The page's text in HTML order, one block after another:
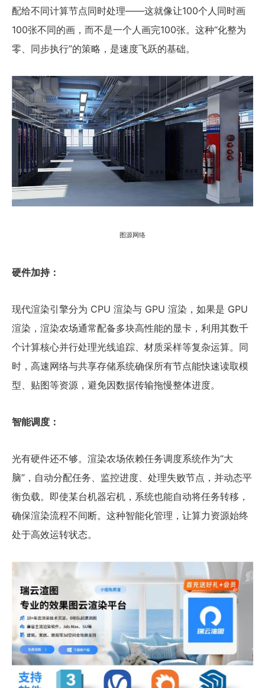
配给不同计算节点同时处理——这就像让100个人同时画
100张不同的画，而不是一个人画完100张。这种“化整为
零、同步执行”的策略，是速度飞跃的基础。
图源网络
硬件加持：
现代渲染引擎分为 CPU 渲染与 GPU 渲染，如果是 GPU
渲染，渲染农场通常配备多块高性能的显卡，利用其数千
个计算核心并行处理光线追踪、材质采样等复杂运算。同
时，高速网络与共享存储系统确保所有节点能快速读取模
型、贴图等资源，避免因数据传输拖慢整体进度。
智能调度：
光有硬件还不够。渲染农场依赖任务调度系统作为“大
脑”，自动分配任务、监控进度、处理失败节点，并动态平
衡负载。即使某台机器宕机，系统也能自动将任务转移，
确保渲染流程不间断。这种智能化管理，让算力资源始终
处于高效运转状态。